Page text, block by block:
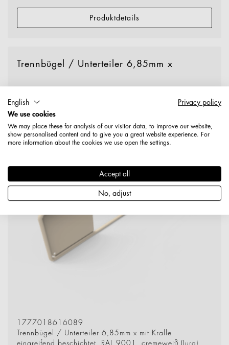
Produktdetails
Trennbügel / Unterteiler 6,85mm x
1777018616089
Trennbügel / Unterteiler 6,85mm x mit Kralle
eingreifend beschichtet, RAL 9001, cremeweiß (Jura)
English
Privacy policy
We use cookies
We may place these for analysis of our visitor data, to improve our website,
show personalised content and to give you a great website experience. For
more information about the cookies we use open the settings.
Accept all
No, adjust